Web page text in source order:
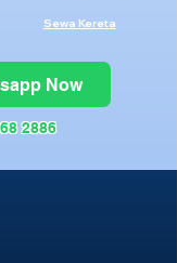
Sewa Kereta
Now
2886